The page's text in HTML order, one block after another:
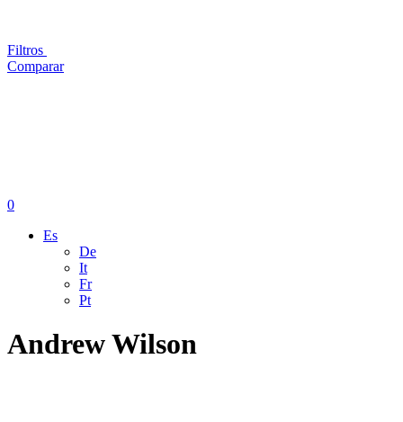
Filtros
Comparar
0
Es
De
It
Fr
Pt
Andrew Wilson